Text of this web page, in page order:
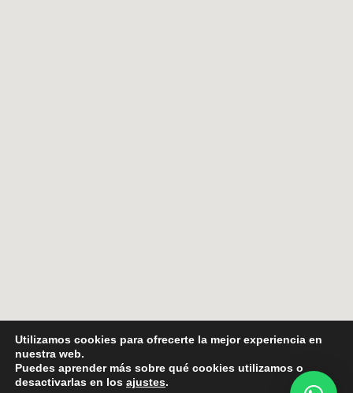
Utilizamos cookies para ofrecerte la mejor experiencia en
nuestra web.
Puedes aprender más sobre qué cookies utilizamos o
desactivarlas en los ajustes.